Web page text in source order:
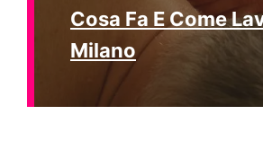
Cosa Fa E Come
Milano